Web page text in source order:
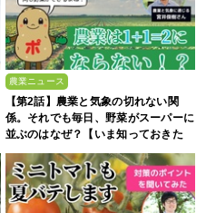
農業ニュース
【第2話】農業と気象の切れない関
係。それでも毎日、野菜がスーパーに
並ぶのはなぜ？【いま知っておきた